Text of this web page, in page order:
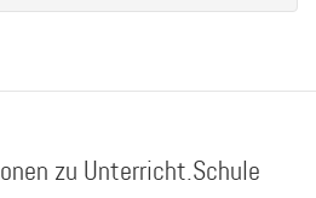
zu Unterricht.Schule